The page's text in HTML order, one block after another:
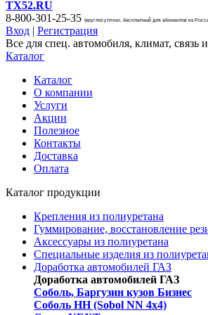
TX52.RU
8-800-301-25-35 (круглосуточно, бесплатный для абонентов из
Вход | Регистрация
Все для спец. автомобиля, климат, связь
Каталог
Каталог
О компании
Услуги
Акции
Полезное
Контакты
Доставка
Оплата
Каталог продукции
Крепления из полиуретана
Гуммирование, восстановление
Аксессуары из полиуретана
Специальные изделия из
Доработка автомобилей ГАЗ
Доработка автомобилей ГАЗ
Соболь, Баргузин кузов Бизнес
Соболь НН (Sobol NN 4x4)